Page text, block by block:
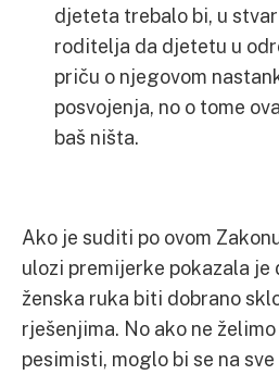
djeteta trebalo bi, u
roditelja da djetetu u
priču o njegovom
posvojenja, no o tome
baš ništa.
Ako je suditi po ovom
ulozi premijerke pokazala je
ženska ruka biti dobrano
rješenjima. No ako ne
pesimisti, moglo bi se na